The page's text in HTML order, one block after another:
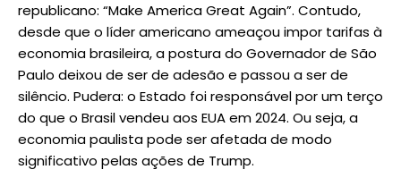
republicano: “Make America Great Again”. Contudo,
desde que o líder americano ameaçou impor tarifas à
economia brasileira, a postura do Governador de São
Paulo deixou de ser de adesão e passou a ser de
silêncio. Pudera: o Estado foi responsável por um terço
do que o Brasil vendeu aos EUA em 2024. Ou seja, a
economia paulista pode ser afetada de modo
significativo pelas ações de Trump.